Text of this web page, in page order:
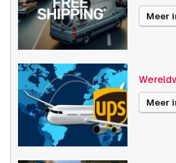
END-OF-LIFE sinds 01-06-
Meer
Meer